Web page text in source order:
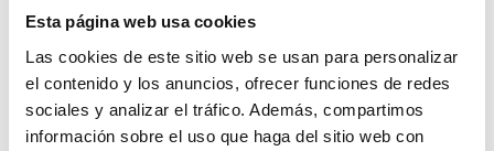
Esta página web usa cookies
Las cookies de este sitio web se usan para personalizar
el contenido y los anuncios, ofrecer funciones de redes
sociales y analizar el tráfico. Además, compartimos
información sobre el uso que haga del sitio web con
Ruhezonen sind die Hundeparks von Dénia ein